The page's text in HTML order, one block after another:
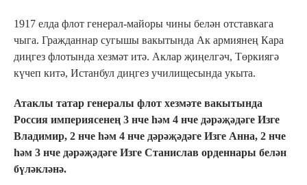
1917 елда флот генерал-майоры чины белән отставкага
чыга. Гражданнар сугышы вакытында Ак армиянең Кара
диңгез флотында хезмәт итә. Аклар җиңелгәч, Төркиягә
күчеп китә, Истанбул диңгез училищесында укыта.
Атаклы татар генералы флот хезмәте вакытында
Россия империясенең 3 нче һәм 4 нче дәрәҗәдәге Изге
Владимир, 2 нче һәм 4 нче дәрәҗәдәге Изге Анна, 2 нче
һәм 3 нче дәрәҗәдәге Изге Станислав орденнары белән
бүләкләнә.